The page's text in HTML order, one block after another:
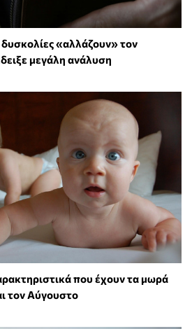
δυσκολίες «αλλάζουν» τον
μεγάλη ανάλυση
που έχουν τα μωρά
τον Αύγουστο